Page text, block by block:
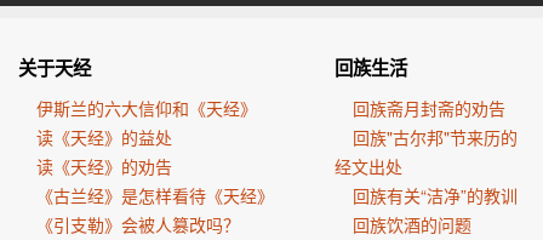
关于天经
伊斯兰的六大信仰和《天经》
读《天经》的益处
读《天经》的劝告
《古兰经》是怎样看待《天经》
《引支勒》会被人篡改吗？
回族生活
回族斋月封斋的劝告
回族"古尔邦"节来历的
经文出处
回族有关“洁净”的教训
回族饮酒的问题